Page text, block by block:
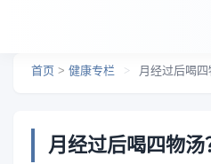
首页 > 健康专栏 > 月经过后喝
月经过后喝四物